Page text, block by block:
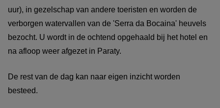
uur), in gezelschap van andere toeristen en worden de
verborgen watervallen van de 'Serra da Bocaina' heuvels
bezocht. U wordt in de ochtend opgehaald bij het hotel en
na afloop weer afgezet in Paraty.
De rest van de dag kan naar eigen inzicht worden
besteed.